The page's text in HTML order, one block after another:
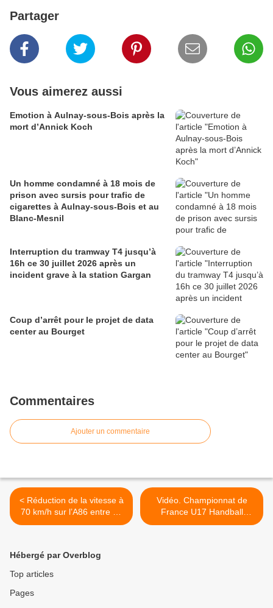
Partager
Vous aimerez aussi
Emotion à Aulnay-sous-Bois après la
mort d’Annick Koch
Un homme condamné à 18 mois de
prison avec sursis pour trafic de
cigarettes à Aulnay-sous-Bois et au
Blanc-Mesnil
Interruption du tramway T4 jusqu’à
16h ce 30 juillet 2026 après un
incident grave à la station Gargan
Coup d’arrêt pour le projet de data
center au Bourget
Commentaires
Ajouter un commentaire
< Réduction de la vitesse à
70 km/h sur l’A86 entre La
Courneuve et Saint-Denis
Vidéo. Championnat de
France U17 Handball
Féminin : Aulnay-sous-Bois
Hébergé par Overblog
Top articles
Pages